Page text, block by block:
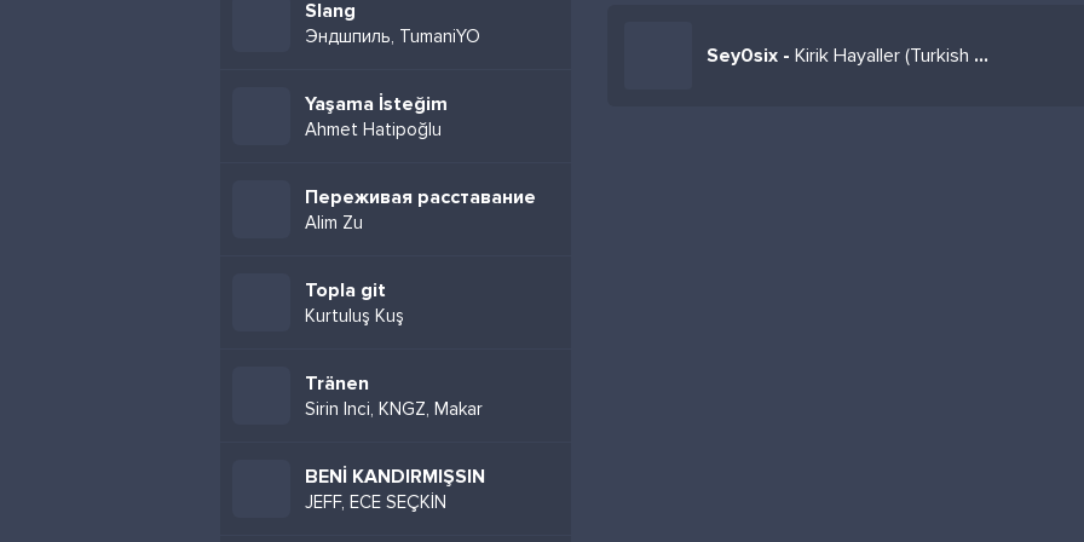
Slang
Эндшпиль, TumaniYO
Yaşama İsteğim
Ahmet Hatipoğlu
Переживая расставание
Alim Zu
Topla git
Kurtuluş Kuş
Tränen
Sirin Inci, KNGZ, Makar
BENİ KANDIRMIŞSIN
JEFF, ECE SEÇKİN
Sey0six - Kirik Hayaller (Turkish Afrohouse)